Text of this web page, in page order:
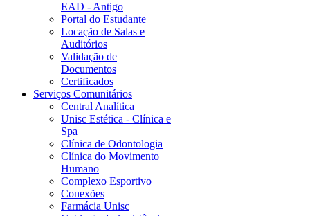
EAD - Antigo
Portal do Estudante
Locação de Salas e
Auditórios
Validação de
Documentos
Certificados
Serviços Comunitários
Central Analítica
Unisc Estética - Clínica e
Spa
Clínica de Odontologia
Clínica do Movimento
Humano
Complexo Esportivo
Conexões
Farmácia Unisc